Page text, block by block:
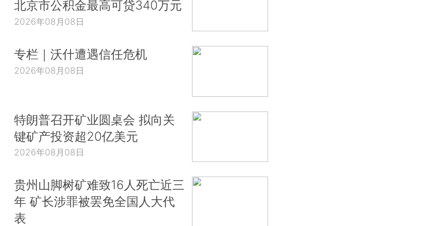
北京市公积金最高可贷340万元
2026年08月08日
专栏｜沃什遭遇信任危机
2026年08月08日
特朗普召开矿业圆桌会 拟向关
键矿产投资超20亿美元
2026年08月08日
贵州山脚树矿难致16人死亡近三
年 矿长涉罪被罢免全国人大代
表